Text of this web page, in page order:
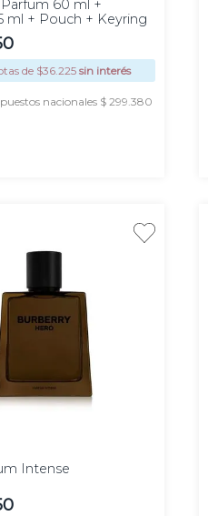
60 ml +
ml + Pouch + Keyring
de $36.225 sin interés
nacionales $ 299.380
Intense